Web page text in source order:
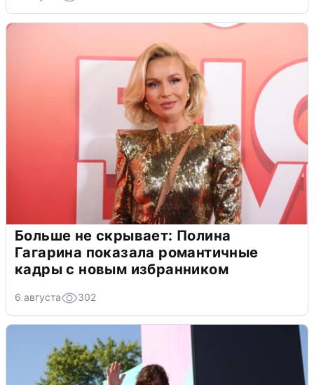
Больше не скрывает: Полина
Гагарина показала романтичные
кадры с новым избранником
6 августа 302